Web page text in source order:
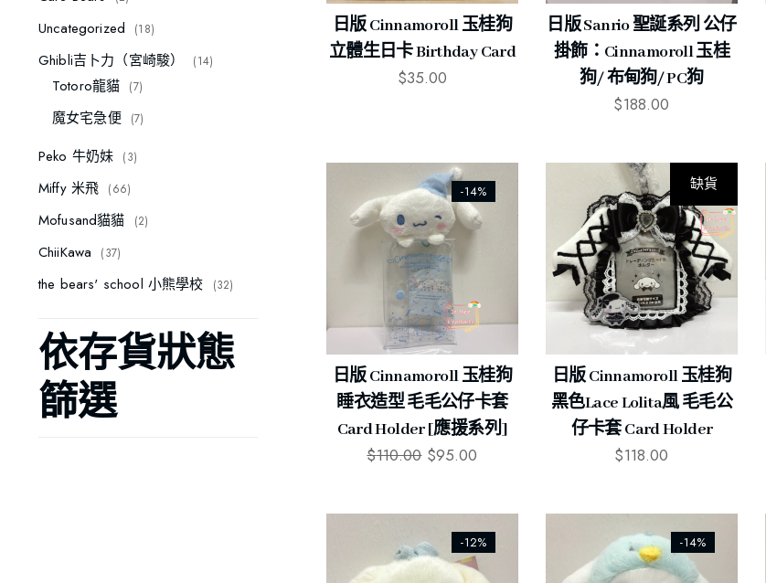
日版 Cinnamoroll 玉桂狗
立體生日卡 Birthday Card
$35.00
日版 Sanrio 聖誕系列 公仔
掛飾：Cinnamoroll 玉桂
狗/ 布甸狗/ PC狗
$188.00
-14%
日版 Cinnamoroll 玉桂狗
睡衣造型 毛毛公仔卡套
Card Holder [應援系列]
$110.00 $95.00
缺貨
日版 Cinnamoroll 玉桂狗
黑色lace Lolita風 毛毛公
仔卡套 Card Holder
$118.00
-12% -14%
Uncategorized 18
Ghibli吉卜力（宮崎駿） 14
Totoro龍貓 7
魔女宅急便 7
Peko 牛奶妹 3
Miffy 米飛 66
Mofusand貓貓 2
ChiiKawa 37
the bears' school 小熊學校 32
依存貨狀態
篩選